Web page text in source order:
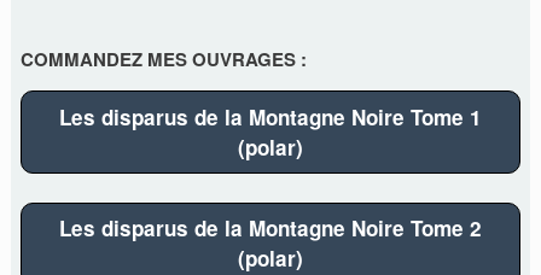
COMMANDEZ MES OUVRAGES :
Les disparus de la Montagne Noire Tome 1
(polar)
Les disparus de la Montagne Noire Tome 2
(polar)